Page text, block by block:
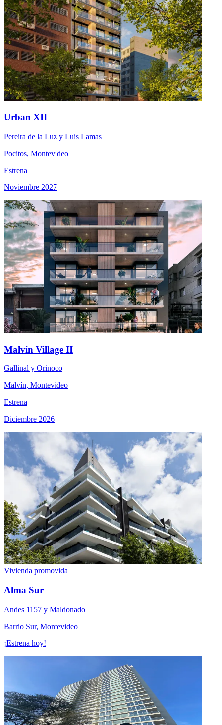
Urban XII
Pereira de la Luz y Luis Lamas
Pocitos, Montevideo
Estrena
Noviembre 2027
Malvín Village II
Gallinal y Orinoco
Malvín, Montevideo
Estrena
Diciembre 2026
Vivienda promovida
Alma Sur
Andes 1157 y Maldonado
Barrio Sur, Montevideo
¡Estrena hoy!